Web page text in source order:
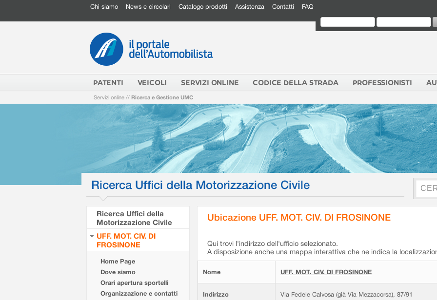
Chi siamo News e circolari Catalogo prodotti Assistenza Contatti FAQ
PATENTI VEICOLI SERVIZI ONLINE CODICE DELLA STRADA PROFESSIONISTI
Servizi online // Ricerca e Gestione UMC
Ricerca Uffici della Motorizzazione Civile
Ricerca Uffici della
Motorizzazione Civile
UFF. MOT. CIV. DI
FROSINONE
Home Page
Dove siamo
Orari apertura sportelli
Organizzazione e contatti
Ubicazione UFF. MOT. CIV. DI FROSINONE
Qui trovi l'indirizzo dell'ufficio selezionato.
A disposizione anche una mappa interattiva che ne indica la
Nome UFF. MOT. CIV. DI FROSINONE
Indirizzo Via Fedele Calvosa (già Via Mezzacorsa), 87/91